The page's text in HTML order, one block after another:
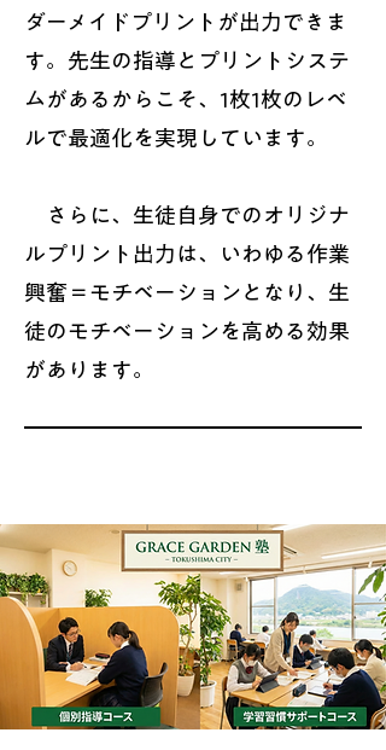
ダーメイドプリントが出力できま
す。先生の指導とプリントシステ
ムがあるからこそ、1枚1枚のレベ
ルで最適化を実現しています。
さらに、 生徒自身でのオリジナ
ルプリント出力は、いわゆる作業
興奮＝モチベーションとなり、生
徒のモチベーションを高める効果
があります。